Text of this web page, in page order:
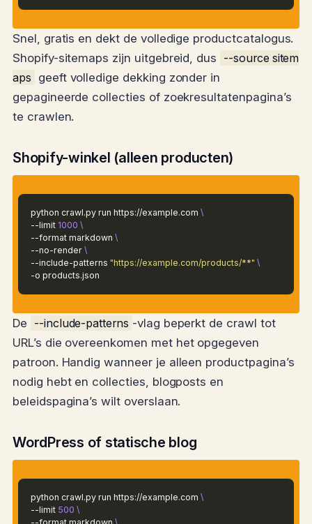
Snel, gratis en dekt de volledige productcatalogus.
Shopify-sitemaps zijn uitgebreid, dus --source sitem
aps geeft volledige dekking zonder in
gepagineerde collecties of zoekresultatenpagina’s
te crawlen.
Shopify-winkel (alleen producten)
python crawl.py run https://example.com \
--limit 1000 \
--format markdown \
--no-render \
--include-patterns "https://example.com/products/**" \
-o products.json
De --include-patterns -vlag beperkt de crawl tot
URL’s die overeenkomen met het opgegeven
patroon. Handig wanneer je alleen productpagina’s
nodig hebt en collecties, blogposts en
beleidspagina’s wilt overslaan.
WordPress of statische blog
python crawl.py run https://example.com \
--limit 500 \